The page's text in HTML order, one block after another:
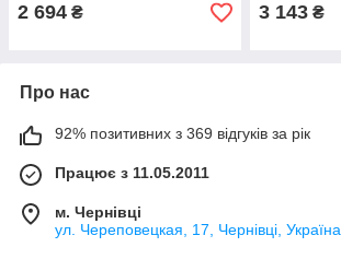
2 694 ₴ 3 143 ₴
Про нас
92% позитивних з 369 відгуків за рік
Працює з 11.05.2011
м. Чернівці
ул. Череповецкая, 17, Чернівці, Україна